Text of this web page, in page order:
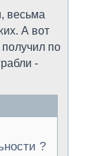
весьма
А вот
получил по
-
?